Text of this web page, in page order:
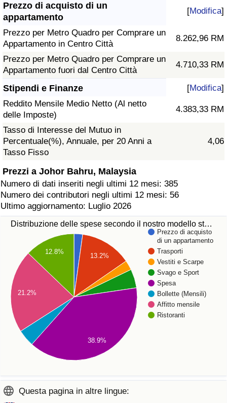
Prezzo di acquisto di un
appartamento
[Modifica]
Prezzo per Metro Quadro per Comprare un
Appartamento in Centro Città
8.262,96 RM
Prezzo per Metro Quadro per Comprare un
Appartamento fuori dal Centro Città
4.710,33 RM
Stipendi e Finanze [Modifica]
Reddito Mensile Medio Netto (Al netto
delle Imposte)
4.383,33 RM
Tasso di Interesse del Mutuo in
Percentuale(%), Annuale, per 20 Anni a
Tasso Fisso
4,06
Prezzi a Johor Bahru, Malaysia
Numero di dati inseriti negli ultimi 12 mesi: 385
Numero dei contributori negli ultimi 12 mesi: 56
Ultimo aggiornamento: Luglio 2026
Distribuzione delle spese secondo il nostro modello st…
Prezzo di acquisto
di un appartamento
Trasporti
Vestiti e Scarpe
Svago e Sport
Spesa
Bollette (Mensili)
Affitto mensile
Ristoranti
13.2%
12.8%
21.2%
38.9%
Questa pagina in altre lingue: